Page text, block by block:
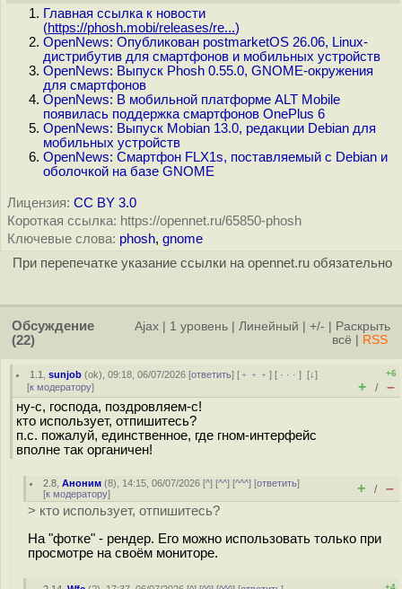
Главная ссылка к новости
(https://phosh.mobi/releases/re...)
OpenNews: Опубликован postmarketOS 26.06, Linux-
дистрибутив для смартфонов и мобильных устройств
OpenNews: Выпуск Phosh 0.55.0, GNOME-окружения
для смартфонов
OpenNews: В мобильной платформе ALT Mobile
появилась поддержка смартфонов OnePlus 6
OpenNews: Выпуск Mobian 13.0, редакции Debian для
мобильных устройств
OpenNews: Смартфон FLX1s, поставляемый с Debian и
оболочкой на базе GNOME
Лицензия: CC BY 3.0
Короткая ссылка: https://opennet.ru/65850-phosh
Ключевые слова: phosh, gnome
При перепечатке указание ссылки на opennet.ru обязательно
Обсуждение
(22)
Ajax 1 уровень Линейный +/-
Раскрыть
всё
RSS
1.1 ,sunjob (ok), 09:18, 06/07/2026 [ответить] [ ﹢﹢﹢] [ · · ·][↓]
[к модератору]
+6
+ / –
ну-с, господа, поздровляем-с!
кто использует, отпишитесь?
п.с. пожалуй, единственное, где гном-интерфейс
вполне так органичен!
2.8 ,Аноним (8), 14:15, 06/07/2026 [^] [^^] [^^^] [ответить]
[к модератору] + / –
> кто использует, отпишитесь?
На "фотке" - рендер. Его можно использовать только при
просмотре на своём мониторе.
+4